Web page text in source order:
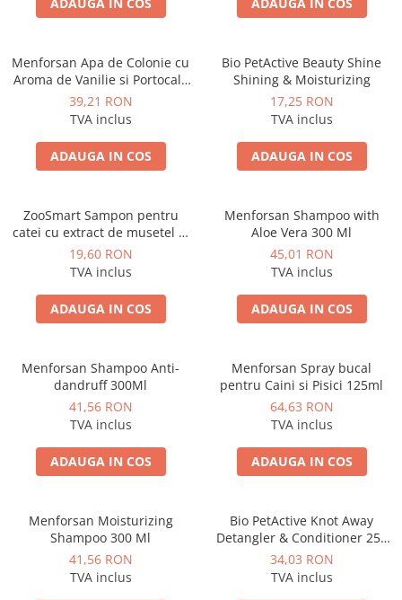
Menforsan Apa de Colonie cu
Aroma de Vanilie si Portocala
pentru Caini
39,21 RON
TVA inclus
ADAUGA IN COS
Bio PetActive Beauty Shine
Shining & Moisturizing
17,25 RON
TVA inclus
ADAUGA IN COS
ZooSmart Sampon pentru
catei cu extract de musetel si
glicerina
19,60 RON
TVA inclus
ADAUGA IN COS
Menforsan Shampoo with
Aloe Vera 300 Ml
45,01 RON
TVA inclus
ADAUGA IN COS
Menforsan Shampoo Anti-
dandruff 300Ml
41,56 RON
TVA inclus
ADAUGA IN COS
Menforsan Spray bucal
pentru Caini si Pisici 125ml
64,63 RON
TVA inclus
ADAUGA IN COS
Menforsan Moisturizing
Shampoo 300 Ml
41,56 RON
TVA inclus
Bio PetActive Knot Away
Detangler & Conditioner 250
ML
34,03 RON
TVA inclus